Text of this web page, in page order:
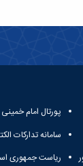
پورتال امام
سامانه تدارکات
ریاست جمهوری